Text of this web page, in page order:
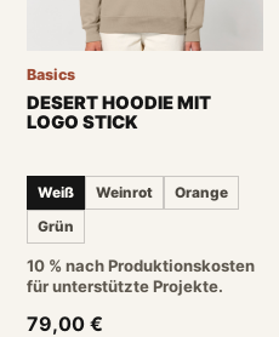
Basics
DESERT HOODIE MIT
LOGO STICK
Weiß Weinrot
Orange
Grün
10 % nach Produktionskosten
für unterstützte Projekte.
79,00 €